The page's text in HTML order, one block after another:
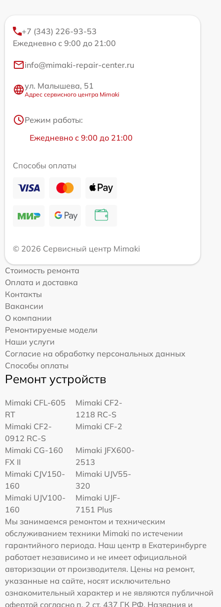
+7 (343) 226-93-53
Ежедневно с 9:00 до 21:00
info@mimaki-repair-center.ru
ул. Малышева, 51
Адрес сервисного центра Mimaki
Режим работы:
Ежедневно с 9:00 до 21:00
Способы оплаты
© 2026 Сервисный центр Mimaki
Стоимость ремонта
Оплата и доставка
Контакты
Вакансии
О компании
Ремонтируемые модели
Наши услуги
Согласие на обработку персональных данных
Способы оплаты
Ремонт устройств
Mimaki CFL-605
RT
Mimaki CF2-
1218 RC-S
Mimaki CF2-
0912 RC-S
Mimaki CF-2
Mimaki CG-160
FX II
Mimaki JFX600-
2513
Mimaki СJV150-
160
Mimaki UJV55-
320
Mimaki UJV100-
160
Mimaki UJF-
7151 Plus
Мы занимаемся ремонтом и техническим
обслуживанием техники Mimaki по истечении
гарантийного периода. Наш центр в Екатеринбурге
работает независимо и не имеет официальной
авторизации от производителя. Цены на ремонт,
указанные на сайте, носят исключительно
ознакомительный характер и не являются публичной
офертой согласно п. 2 ст. 437 ГК РФ. Названия и